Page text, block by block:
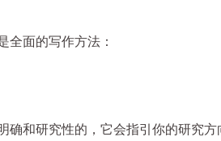
全面的写作方法：
和研究性的，它会指引你的研究